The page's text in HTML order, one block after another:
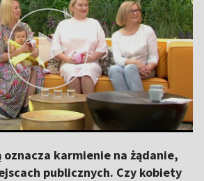
karmienie na żądanie,
publicznych. Czy kobiety